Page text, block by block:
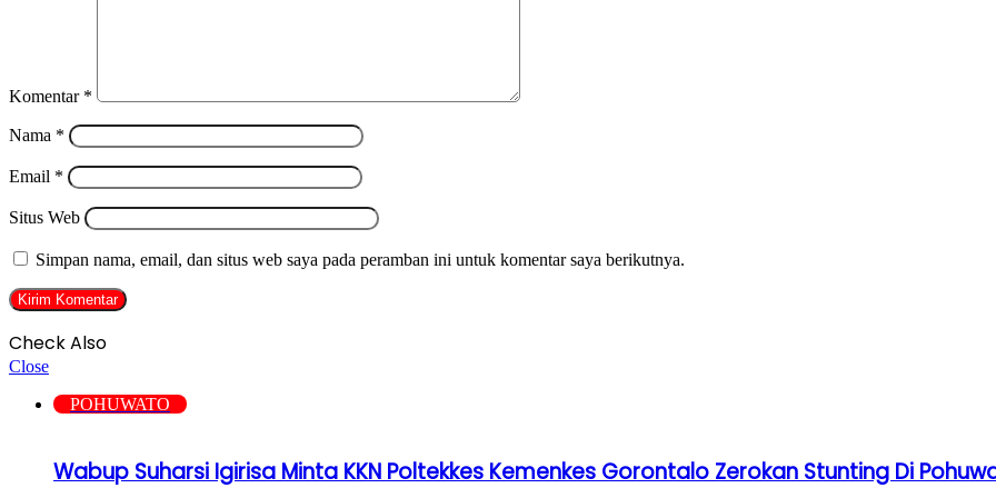
Komentar *
Nama *
Email *
Situs Web
Simpan nama, email, dan situs web saya pada peramban ini untuk komentar saya berikutnya.
Check Also
Close
POHUWATO
Wabup Suharsi Igirisa Minta KKN Poltekkes Kemenkes Gorontalo Zerokan Stunting Di